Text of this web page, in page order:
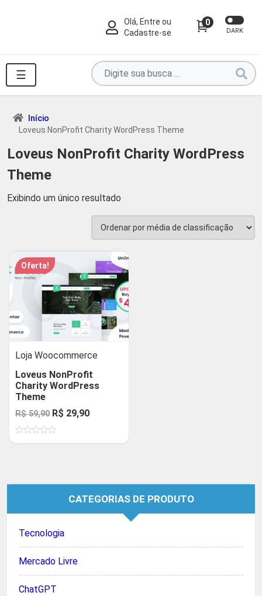
Olá, Entre ou
Cadastre-se
0
DARK
☰
Pesquise
por
produtos
...
Início
Loveus NonProfit Charity WordPress Theme
Loveus NonProfit Charity WordPress
Theme
Exibindo um único resultado
Oferta!
Loja Woocommerce
Loveus NonProfit
Charity WordPress
Theme
R$59,90 O
preço
original
R$ 29,90O
atual
CATEGORIAS DE PRODUTO
Tecnologia
Mercado Livre
ChatGPT